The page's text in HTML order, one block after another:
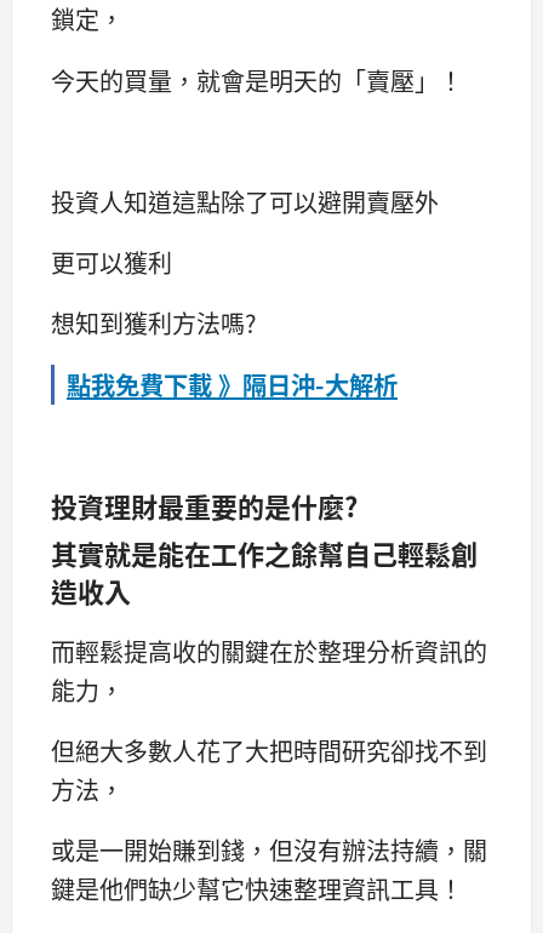
鎖定，
今天的買量，就會是明天的「賣壓」！
投資人知道這點除了可以避開賣壓外
更可以獲利
想知到獲利方法嗎?
點我免費下載 》隔日沖-大解析
投資理財最重要的是什麼?
其實就是能在工作之餘幫自己輕鬆創
造收入
而輕鬆提高收的關鍵在於整理分析資訊的
能力，
但絕大多數人花了大把時間研究卻找不到
方法，
或是一開始賺到錢，但沒有辦法持續，關
鍵是他們缺少幫它快速整理資訊工具！